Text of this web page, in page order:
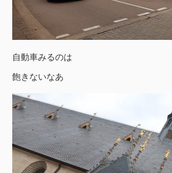
自動車みるのは
飽きないなあ